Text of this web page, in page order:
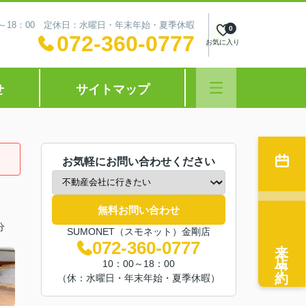
18：00 定休日：水曜日・年末年始・夏季休暇
072-360-0777 お気に入り
0
サイトマップ
お気軽にお問い合わせください
無料お問い合わせ
SUMONET（スモネット）金剛店
072-360-0777
10：00～18：00
（休：水曜日・年末年始・夏季休暇）
来店予約